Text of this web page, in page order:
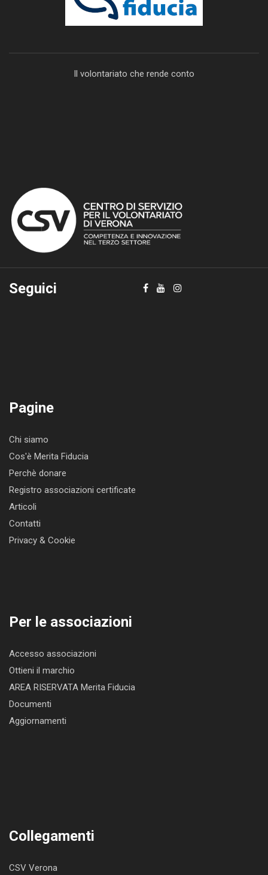
Il volontariato che rende conto
Seguici
Pagine
Chi siamo
Cos'è Merita Fiducia
Perchè donare
Registro associazioni certificate
Articoli
Contatti
Privacy & Cookie
Per le associazioni
Accesso associazioni
Ottieni il marchio
AREA RISERVATA Merita Fiducia
Documenti
Aggiornamenti
Collegamenti
CSV Verona